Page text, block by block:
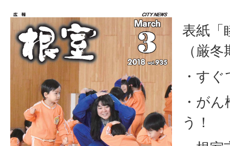
表紙「
（厳
・す
・が
う！